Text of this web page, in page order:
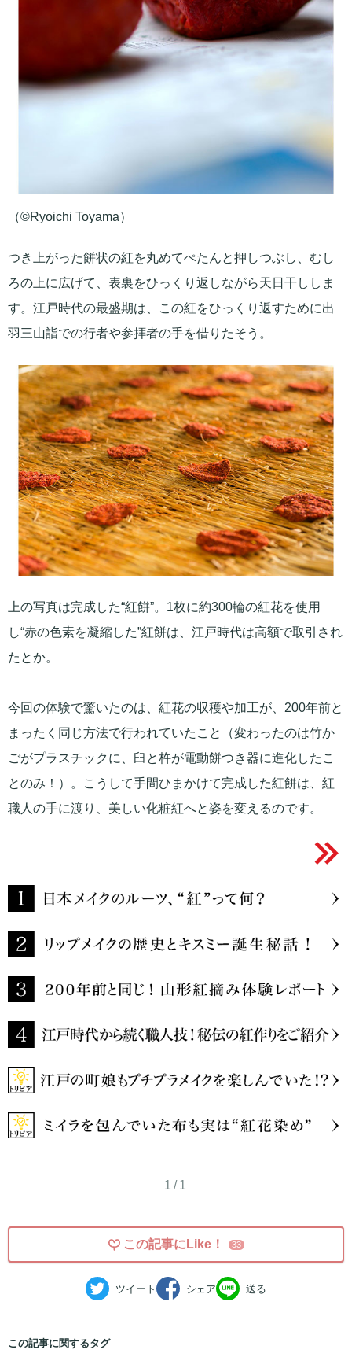
（©Ryoichi Toyama）
つき上がった餅状の紅を丸めてぺたんと押しつぶし、むし
ろの上に広げて、表裏をひっくり返しながら天日干ししま
す。江戸時代の最盛期は、この紅をひっくり返すために出
羽三山詣での行者や参拝者の手を借りたそう。
上の写真は完成した“紅餅”。1枚に約300輪の紅花を使用
し“赤の色素を凝縮した”紅餅は、江戸時代は高額で取引され
たとか。
今回の体験で驚いたのは、紅花の収穫や加工が、200年前と
まったく同じ方法で行われていたこと（変わったのは竹か
ごがプラスチックに、臼と杵が電動餅つき器に進化したこ
とのみ！）。こうして手間ひまかけて完成した紅餅は、紅
職人の手に渡り、美しい化粧紅へと姿を変えるのです。
1/1
この記事にLike！ 33
ツイート シェア 送る
この記事に関するタグ